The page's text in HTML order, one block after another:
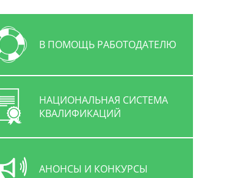
В ПОМОЩЬ РАБОТОДАТЕЛЮ
НАЦИОНАЛЬНАЯ СИСТЕМА
КВАЛИФИКАЦИЙ
АНОНСЫ И КОНКУРСЫ